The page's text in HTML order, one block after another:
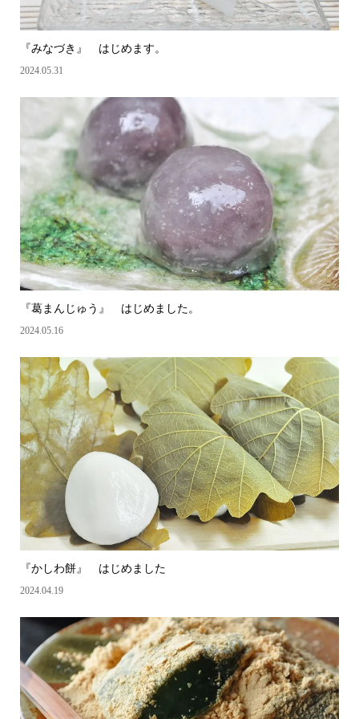
『みなづき』 はじめます。
2024.05.31
『葛まんじゅう』 はじめました。
2024.05.16
『かしわ餅』 はじめました
2024.04.19